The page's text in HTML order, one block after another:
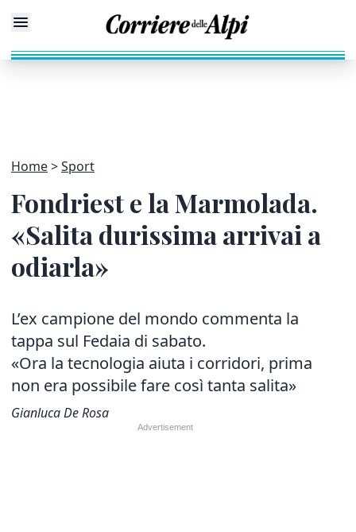
Home Sport
Fondriest e la Marmolada.
«Salita durissima arrivai a
odiarla»
L’ex campione del mondo commenta la
tappa sul Fedaia di sabato.
«Ora la tecnologia aiuta i corridori, prima
non era possibile fare così tanta salita»
Gianluca De Rosa